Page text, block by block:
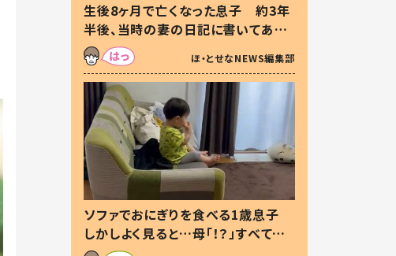
生後8ヶ月で亡くなった息子 約3年
半後、当時の妻の日記に書いてあっ
た本音とは
ほ・とせなNEWS編集部
ソファでおにぎりを食べる1歳息子
しかしよく見ると…母「！？」すべてを